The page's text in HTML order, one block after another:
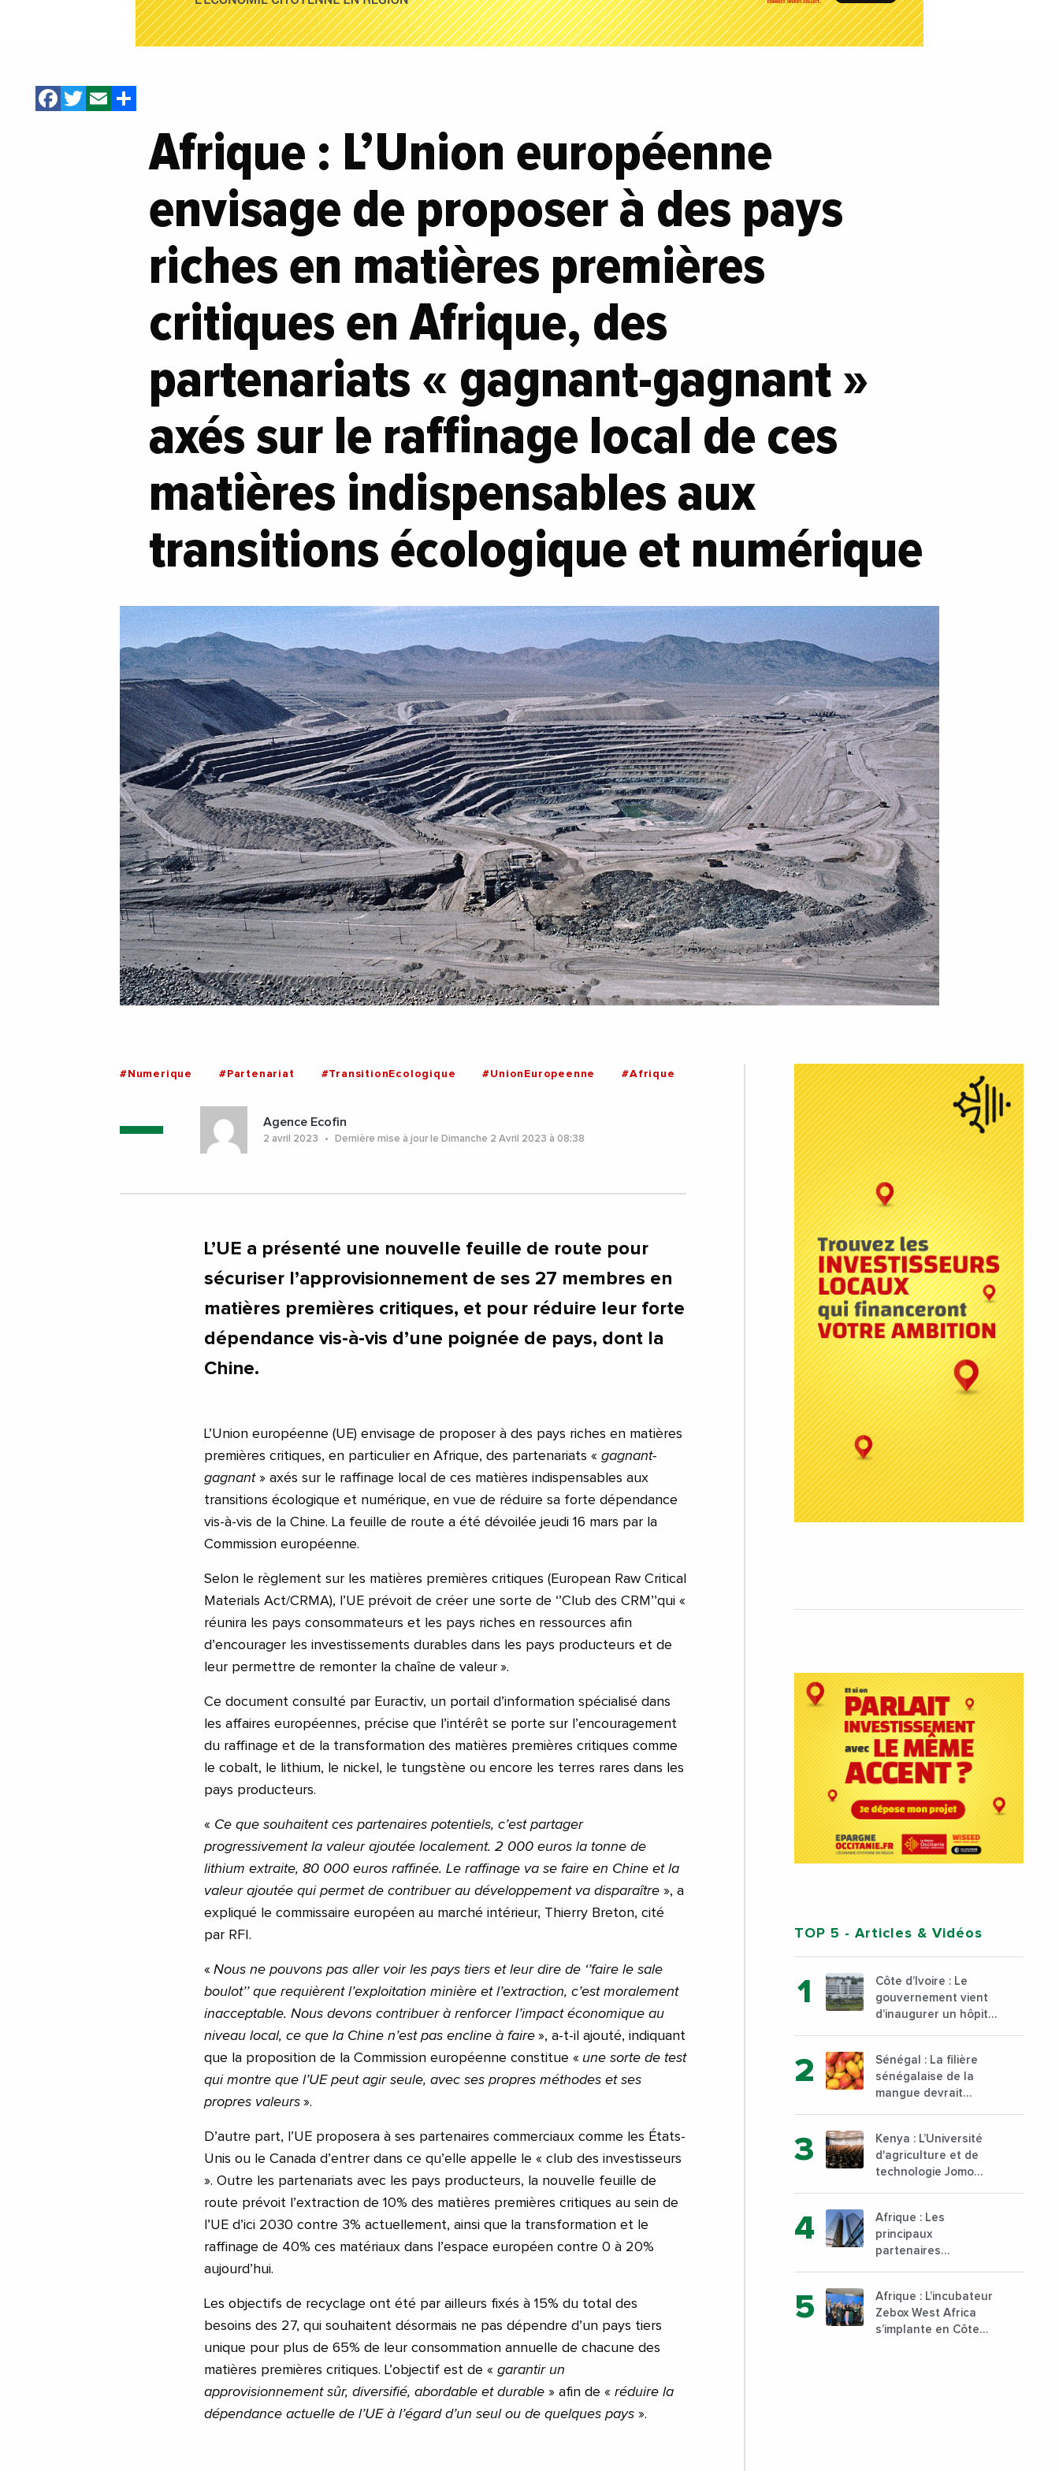
Facebook
Twitter
Email
Afrique : L’Union européenne
envisage de proposer à des pays
riches en matières premières
critiques en Afrique, des
partenariats « gagnant-gagnant »
axés sur le raffinage local de ces
matières indispensables aux
transitions écologique et numérique
#Numerique #Partenariat #TransitionEcologique #UnionEuropeenne #Afrique
Agence Ecofin
2 avril 2023 Dernière mise à jour le Dimanche 2 Avril 2023 à 08:38
L’UE a présenté une nouvelle feuille de route pour
sécuriser l’approvisionnement de ses 27 membres en
matières premières critiques, et pour réduire leur forte
dépendance vis-à-vis d’une poignée de pays, dont la
Chine.
L’Union européenne (UE) envisage de proposer à des pays riches en matières
premières critiques, en particulier en Afrique, des partenariats « gagnant-
gagnant » axés sur le raffinage local de ces matières indispensables aux
transitions écologique et numérique, en vue de réduire sa forte dépendance
vis-à-vis de la Chine. La feuille de route a été dévoilée jeudi 16 mars par la
Commission européenne.
Selon le règlement sur les matières premières critiques (European Raw Critical
Materials Act/CRMA), l’UE prévoit de créer une sorte de ‘’Club des CRM’’qui «
réunira les pays consommateurs et les pays riches en ressources afin
d’encourager les investissements durables dans les pays producteurs et de
leur permettre de remonter la chaîne de valeur ».
Ce document consulté par Euractiv, un portail d’information spécialisé dans
les affaires européennes, précise que l’intérêt se porte sur l’encouragement
du raffinage et de la transformation des matières premières critiques comme
le cobalt, le lithium, le nickel, le tungstène ou encore les terres rares dans les
pays producteurs.
« Ce que souhaitent ces partenaires potentiels, c’est partager
progressivement la valeur ajoutée localement. 2 000 euros la tonne de
lithium extraite, 80 000 euros raffinée. Le raffinage va se faire en Chine et la
valeur ajoutée qui permet de contribuer au développement va disparaître », a
expliqué le commissaire européen au marché intérieur, Thierry Breton, cité
par RFI.
« Nous ne pouvons pas aller voir les pays tiers et leur dire de ‘’faire le sale
boulot’’ que requièrent l’exploitation minière et l’extraction, c’est moralement
inacceptable. Nous devons contribuer à renforcer l’impact économique au
niveau local, ce que la Chine n’est pas encline à faire », a-t-il ajouté, indiquant
que la proposition de la Commission européenne constitue « une sorte de test
qui montre que l’UE peut agir seule, avec ses propres méthodes et ses
propres valeurs ».
D’autre part, l’UE proposera à ses partenaires commerciaux comme les États-
Unis ou le Canada d’entrer dans ce qu’elle appelle le « club des investisseurs
». Outre les partenariats avec les pays producteurs, la nouvelle feuille de
route prévoit l’extraction de 10% des matières premières critiques au sein de
l’UE d’ici 2030 contre 3% actuellement, ainsi que la transformation et le
raffinage de 40% ces matériaux dans l’espace européen contre 0 à 20%
aujourd’hui.
Les objectifs de recyclage ont été par ailleurs fixés à 15% du total des
besoins des 27, qui souhaitent désormais ne pas dépendre d’un pays tiers
unique pour plus de 65% de leur consommation annuelle de chacune des
matières premières critiques. L’objectif est de « garantir un
approvisionnement sûr, diversifié, abordable et durable » afin de « réduire la
dépendance actuelle de l’UE à l’égard d’un seul ou de quelques pays ».
TOP 5 - Articles & Vidéos
Côte d’Ivoire : Le
gouvernement vient
d’inaugurer un hôpital
au sud du pays
Sénégal : La filière
sénégalaise de la
mangue devrait
000 tonnes produites
Kenya : L’Université
d'agriculture et de
technologie Jomo
formation technique
et professionnelle sur
son campus de Karen
à Nairobi dès janvier
Afrique : Les
principaux
partenaires
désormais le Nigeria,
l’Angola et l’Afrique
du Sud
Afrique : L’incubateur
Zebox West Africa
s’implante en Côte